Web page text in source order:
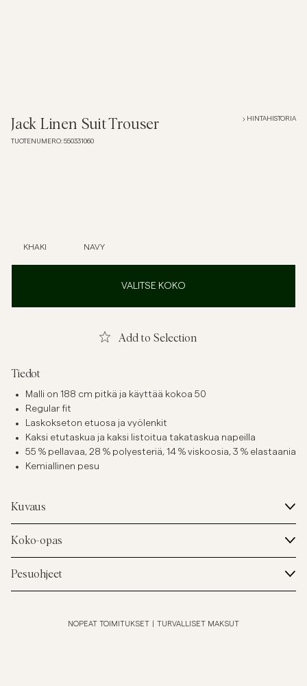
Paidat
T-paidat
AlusvaatteetAlusvaatteet
Jack Linen Suit Trouser
TUOTENUMERO: 550331060
HINTAHISTORIA
KHAKI NAVY
VALITSE KOKO
Add to Selection
Tiedot
Malli on 188 cm pitkä ja käyttää kokoa 50
Regular fit
Laskokseton etuosa ja vyölenkit
Kaksi etutaskua ja kaksi listoitua takataskua napeilla
55 % pellavaa, 28 % polyesteriä, 14 % viskoosia, 3 % elastaania
Kemiallinen pesu
Kuvaus
Koko-opas
Pesuohjeet
NOPEAT TOIMITUKSET TURVALLISET MAKSUT